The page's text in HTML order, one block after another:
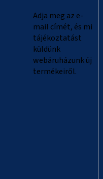
Adja meg az e-
mail címét, és mi
tájékoztatást
küldünk
webáruházunk új
termékeiről.